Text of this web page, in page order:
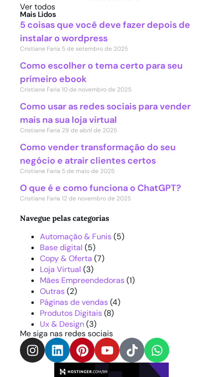
Ver todos
Mais Lidos
5 coisas que você deve fazer depois de
instalar o wordpress
Cristiane Faria 5 de setembro de 2025
Como escolher o tema certo para seu
primeiro ebook
Cristiane Faria 10 de novembro de 2025
Como usar as redes sociais para vender
mais na sua loja virtual
Cristiane Faria 29 de abril de 2025
Como vender transformação do seu
negócio e atrair clientes certos
Cristiane Faria 5 de maio de 2025
O que é e como funciona o ChatGPT?
Cristiane Faria 12 de novembro de 2025
Navegue pelas categorias
Automação & Funis(5)
Base digital (5)
Copy & Oferta (7)
Loja Virtual (3)
Mães Empreendedoras(1)
Outras(2)
Páginas de vendas(4)
Produtos Digitais(8)
Ux & Design(3)
Me siga nas redes sociais